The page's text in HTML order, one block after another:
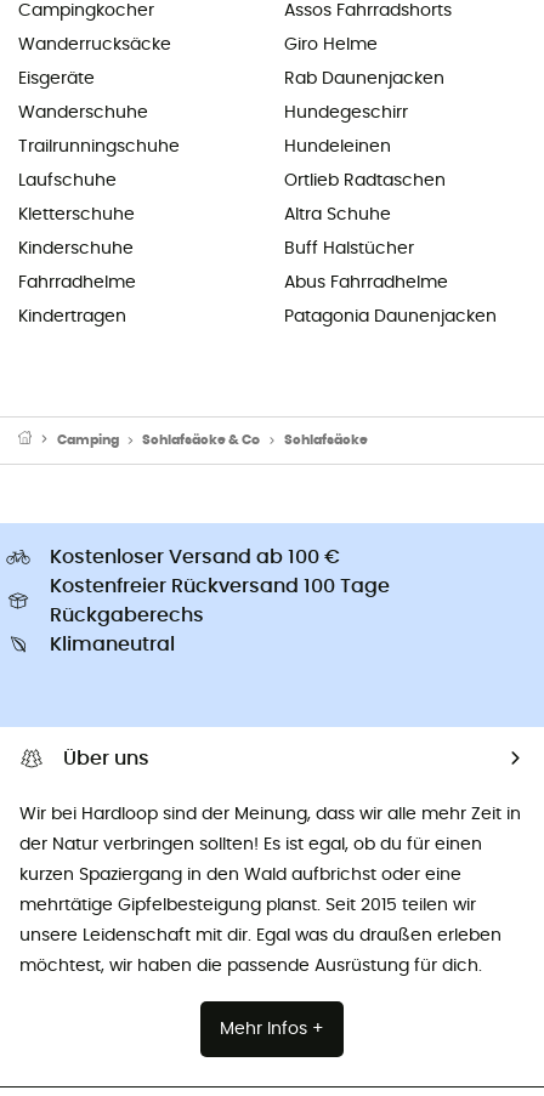
Campingkocher
Wanderrucksäcke
Eisgeräte
Wanderschuhe
Trailrunningschuhe
Laufschuhe
Kletterschuhe
Kinderschuhe
Fahrradhelme
Kindertragen
Assos Fahrradshorts
Giro Helme
Rab Daunenjacken
Hundegeschirr
Hundeleinen
Ortlieb Radtaschen
Altra Schuhe
Buff Halstücher
Abus Fahrradhelme
Patagonia Daunenjacken
Camping Schlafsäcke & Co Schlafsäcke
Kostenloser Versand ab 100 €
Kostenfreier Rückversand 100 Tage
Rückgaberechs
Klimaneutral
Über uns
Wir bei Hardloop sind der Meinung, dass wir alle mehr Zeit in
der Natur verbringen sollten! Es ist egal, ob du für einen
kurzen Spaziergang in den Wald aufbrichst oder eine
mehrtätige Gipfelbesteigung planst. Seit 2015 teilen wir
unsere Leidenschaft mit dir. Egal was du draußen erleben
möchtest, wir haben die passende Ausrüstung für dich.
Mehr Infos +